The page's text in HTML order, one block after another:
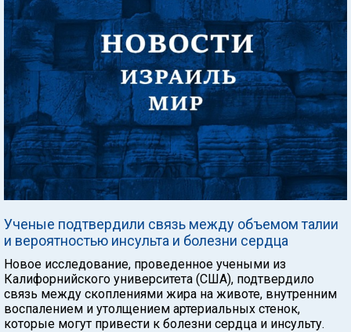
Ученые подтвердили связь между объемом талии
и вероятностью инсульта и болезни сердца
Новое исследование, проведенное учеными из
Калифорнийского университета (США), подтвердило
связь между скоплениями жира на животе, внутренним
воспалением и утолщением артериальных стенок,
которые могут привести к болезни сердца и инсульту.